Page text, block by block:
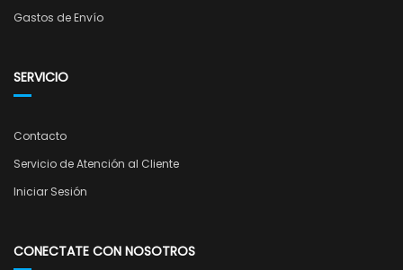
Gastos de Envío
SERVICIO
Contacto
Servicio de Atención al Cliente
Iniciar Sesión
CONECTATE CON NOSOTROS